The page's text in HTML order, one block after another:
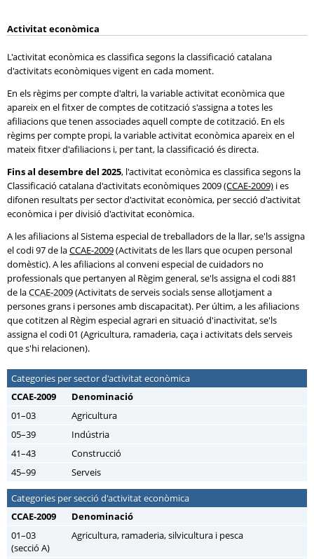
Activitat econòmica
L'activitat econòmica es classifica segons la classificació catalana
d'activitats econòmiques vigent en cada moment.
En els règims per compte d'altri, la variable activitat econòmica que
apareix en el fitxer de comptes de cotització s'assigna a totes les
afiliacions que tenen associades aquell compte de cotització. En els
règims per compte propi, la variable activitat econòmica apareix en el
mateix fitxer d'afiliacions i, per tant, la classificació és directa.
Fins al desembre del 2025, l'activitat econòmica es classifica segons la
Classificació catalana d'activitats econòmiques 2009(CCAE-2009) i es
difonen resultats per sector d'activitat econòmica, per secció d'activitat
econòmica i per divisió d'activitat econòmica.
A les afiliacions al Sistema especial de treballadors de la llar, se'ls assigna
el codi 97 de laCCAE-2009(Activitats de les llars que ocupen personal
domèstic). A les afiliacions al conveni especial de cuidadors no
professionals que pertanyen al Règim general, se'ls assigna el codi 881
de laCCAE-2009(Activitats de serveis socials sense allotjament a
persones grans i persones amb discapacitat). Per últim, a les afiliacions
que cotitzen al Règim especial agrari en situació d'inactivitat, se'ls
assigna el codi 01 (Agricultura, ramaderia, caça i activitats dels serveis
que s'hi relacionen).
Categories per sector d'activitat econòmica
CCAE-2009
Denominació
01–03
Agricultura
05–39
Indústria
41–43
Construcció
45–99
Serveis
Categories per secció d'activitat econòmica
CCAE-2009
Denominació
01–03
(secció A)
Agricultura, ramaderia, silvicultura i pesca